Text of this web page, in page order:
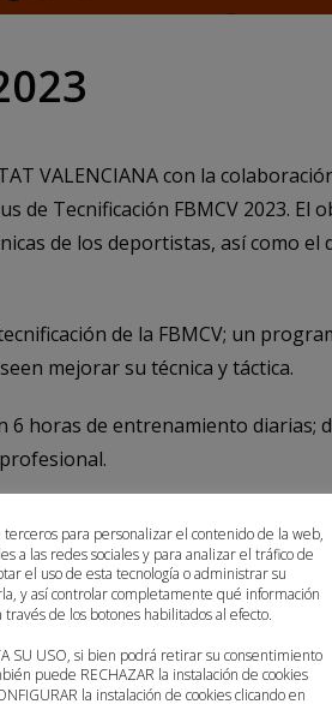
VALENCIANA con la
de Tecnificación FBMCV 2023. El
de los deportistas, así como
de la FBMCV; un
mejorar su técnica y táctica.
6 horas de entrenamiento diarias;
de Benicarlo e incluirán
y formación a través de vídeo
mejorar su juego.
por riguroso orden de
INSCRIPCIÓN
para personalizar el contenido de la web,
a las redes sociales y para analizar el tráfico de
el uso de esta tecnología o administrar su
y así controlar completamente qué información
través de los botones habilitados al efecto.
SU USO, si bien podrá retirar su consentimiento
puede RECHAZAR la instalación de cookies
la instalación de cookies clicando en